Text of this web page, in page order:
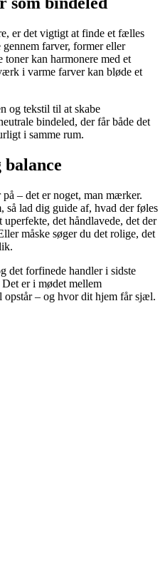
er det vigtigt at finde et fælles
farver, former eller
kan harmonere med et
i varme farver kan bløde et
og tekstil til at skabe
bindeled, der får både det
i samme rum.
– det er noget, man mærker.
lad dig guide af, hvad der føles
det håndlavede, det der
måske søger du det rolige, det
det forfinede handler i sidste
er i mødet mellem
opstår – og hvor dit hjem får sjæl.